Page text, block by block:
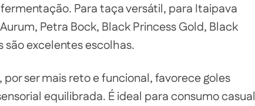
Para taça versátil, para Itaipava
Petra Bock, Black Princess Gold, Black
são excelentes escolhas.
ser mais reto e funcional, favorece goles
equilibrada. É ideal para consumo casual